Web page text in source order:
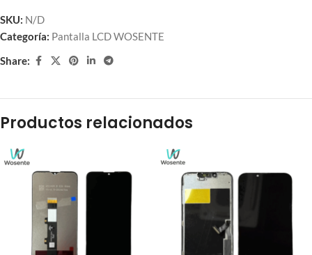
SKU: N/D
Categoría: Pantalla LCD WOSENTE
Share:
Productos relacionados